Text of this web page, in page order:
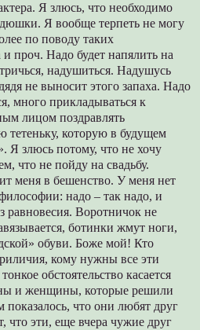
Я злюсь, что необходимо
Я вообще терпеть не могу
по поводу таких
проч. Надо будет напялить на
надушиться. Надушусь
не выносит этого запаха. Надо
много прикладываться к
лицом поздравлять
которую в будущем
Я злюсь потому, что не хочу
что не пойду на свадьбу.
меня в бешенство. У меня нет
надо – так надо, и
Воротничок не
ботинки жмут ноги,
обуви. Боже мой! Кто
кому нужны все эти
обстоятельство касается
и женщины, которые решили
что они любят друг
что эти, еще вчера чужие друг